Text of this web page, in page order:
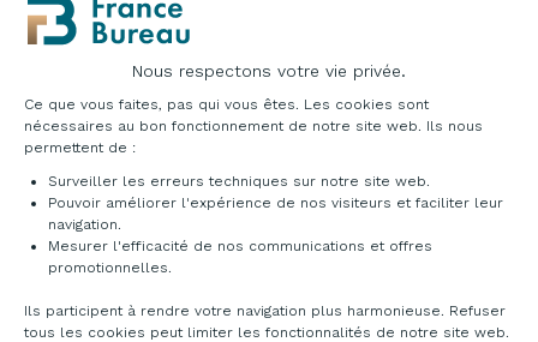
Nous respectons votre vie privée.
Plateforme de Gestion du Consentement :
Ce que vous faites, pas qui vous êtes. Les cookies sont
nécessaires au bon fonctionnement de notre site web. Ils nous
permettent de :
Surveiller les erreurs techniques sur notre site web.
Pouvoir améliorer l'expérience de nos visiteurs et faciliter leur
navigation.
Mesurer l'efficacité de nos communications et offres
promotionnelles.
Ils participent à rendre votre navigation plus harmonieuse. Refuser
tous les cookies peut limiter les fonctionnalités de notre site web.
Axeptio consent
PROMO
Assise salle d'attente
Zenas
À partir de
133,60 €
PROMO
Assise salle d'attente
Inari
114,00 €
Recevez le sous 7 jours